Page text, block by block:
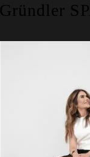
Gründler